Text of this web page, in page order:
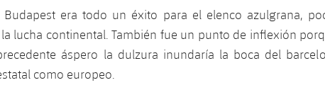
Budapest era todo un éxito para el elenco azulgrana,
lucha continental. También fue un punto de inflexión
áspero la dulzura inundaría la boca del
como europeo.